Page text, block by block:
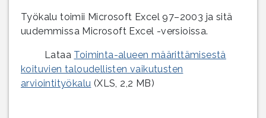
Työkalu toimii Microsoft Excel 97–2003 ja sitä
uudemmissa Microsoft Excel -versioissa.
Lataa Toiminta-alueen määrittämisestä
koituvien taloudellisten vaikutusten
arviointityökalu (XLS, 2,2 MB)